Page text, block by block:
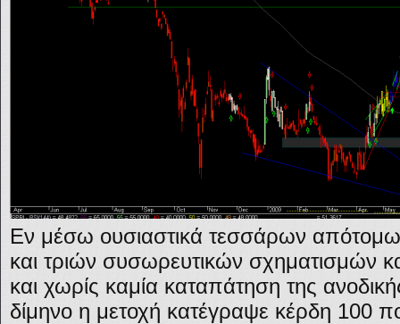
Εν μέσω ουσιαστικά τεσσάρων
και τριών συσωρευτικών σχηματισμών
και χωρίς καμία καταπάτηση της
δίμηνο η μετοχή κατέγραψε κέρδη 100